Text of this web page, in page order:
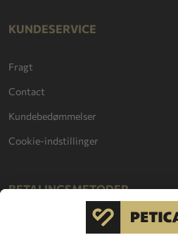
KUNDESERVICE
Fragt
Contact
Kundebedømmelser
Cookie-indstillinger
BETALINGSMETODER